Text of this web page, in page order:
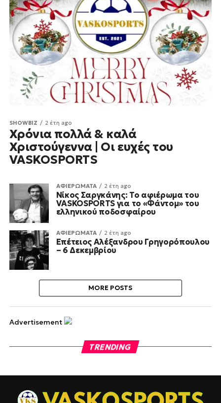
SHOWBIZ 2 έτη ago
Χρόνια πολλά & καλά
Χριστούγεννα | Οι ευχές του
VASKOSPORTS
ΑΦΙΕΡΩΜΑΤΑ 2 έτη ago
Νίκος Σαργκάνης: Το αφιέρωμα του
VASKOSPORTS για το «Φάντομ» του
ελληνικού ποδοσφαίρου
ΑΦΙΕΡΩΜΑΤΑ 2 έτη ago
Επέτειος Αλέξανδρου Γρηγορόπουλου
– 6 Δεκεμβρίου
MORE POSTS
Advertisement
TRENDING